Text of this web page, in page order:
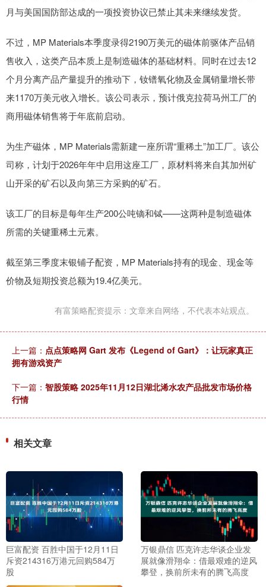
月与美国国防部达成的一项投资协议已禁止其未来继续发货。
不过，MP Materials本季度录得2190万美元的磁体前驱体产品销
售收入，这类产品本质上是制造磁体的基础材料。同时在过去12
个月分离产品产量提升的推动下，钕镨氧化物及金属销量增长带
来1170万美元收入增长。该公司表示，预计俄克拉荷马州工厂的
商用磁体销售将于年底前启动。
为生产磁体，MP Materials需新建一座所谓“重稀土”加工厂。该公
司称，计划于2026年年中启用这座工厂，原材料将来自其加州矿
山开采的矿石以及向第三方采购的矿石。
该工厂的目标是每年生产200公吨镝和铽——这两种是制造磁体
所需的关键重稀土元素。
截至第三季度末银铺子配资，MP Materials持有的现金、现金等
价物及短期投资总额为19.4亿美元。
有富策略配资提示：文章来自网络，不代表本站观点。
上一篇： 点点策略网 Gart 发布《Legend of Gart》：让玩家真正
拥有游戏资产
下一篇： 智股策略 2025年11月12日湖北浠水农产品批发市场价格
行情
相关文章
巨富配资 百胜中国于12月11日
斥资214316万港元回购584万
股
万银鼎信 匹克许志华谈企业发
展就像滑翔伞：借最艰难的逆风
攀登，换前所未有的腾飞高度